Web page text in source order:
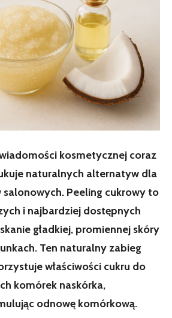
kosmetycznej coraz
naturalnych alternatyw dla
Peeling cukrowy to
i najbardziej dostępnych
gładkiej, promiennej skóry
Ten naturalny zabieg
właściwości cukru do
komórek naskórka,
odnowę komórkową.